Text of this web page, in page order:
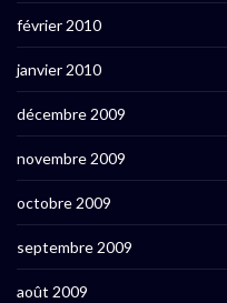
février 2010
janvier 2010
décembre 2009
novembre 2009
octobre 2009
septembre 2009
août 2009